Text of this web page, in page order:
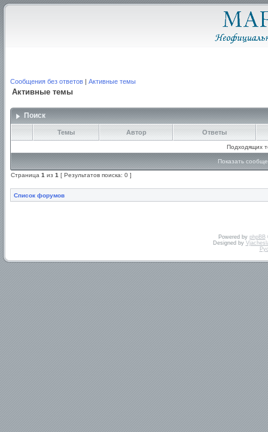
Сообщения без ответов | Активные темы
Активные темы
Поиск
Темы Автор Ответы
Подходящих
Показать
Страница 1 из 1 [ Результатов поиска: 0 ]
Список форумов
Powered by phpBB
Designed by